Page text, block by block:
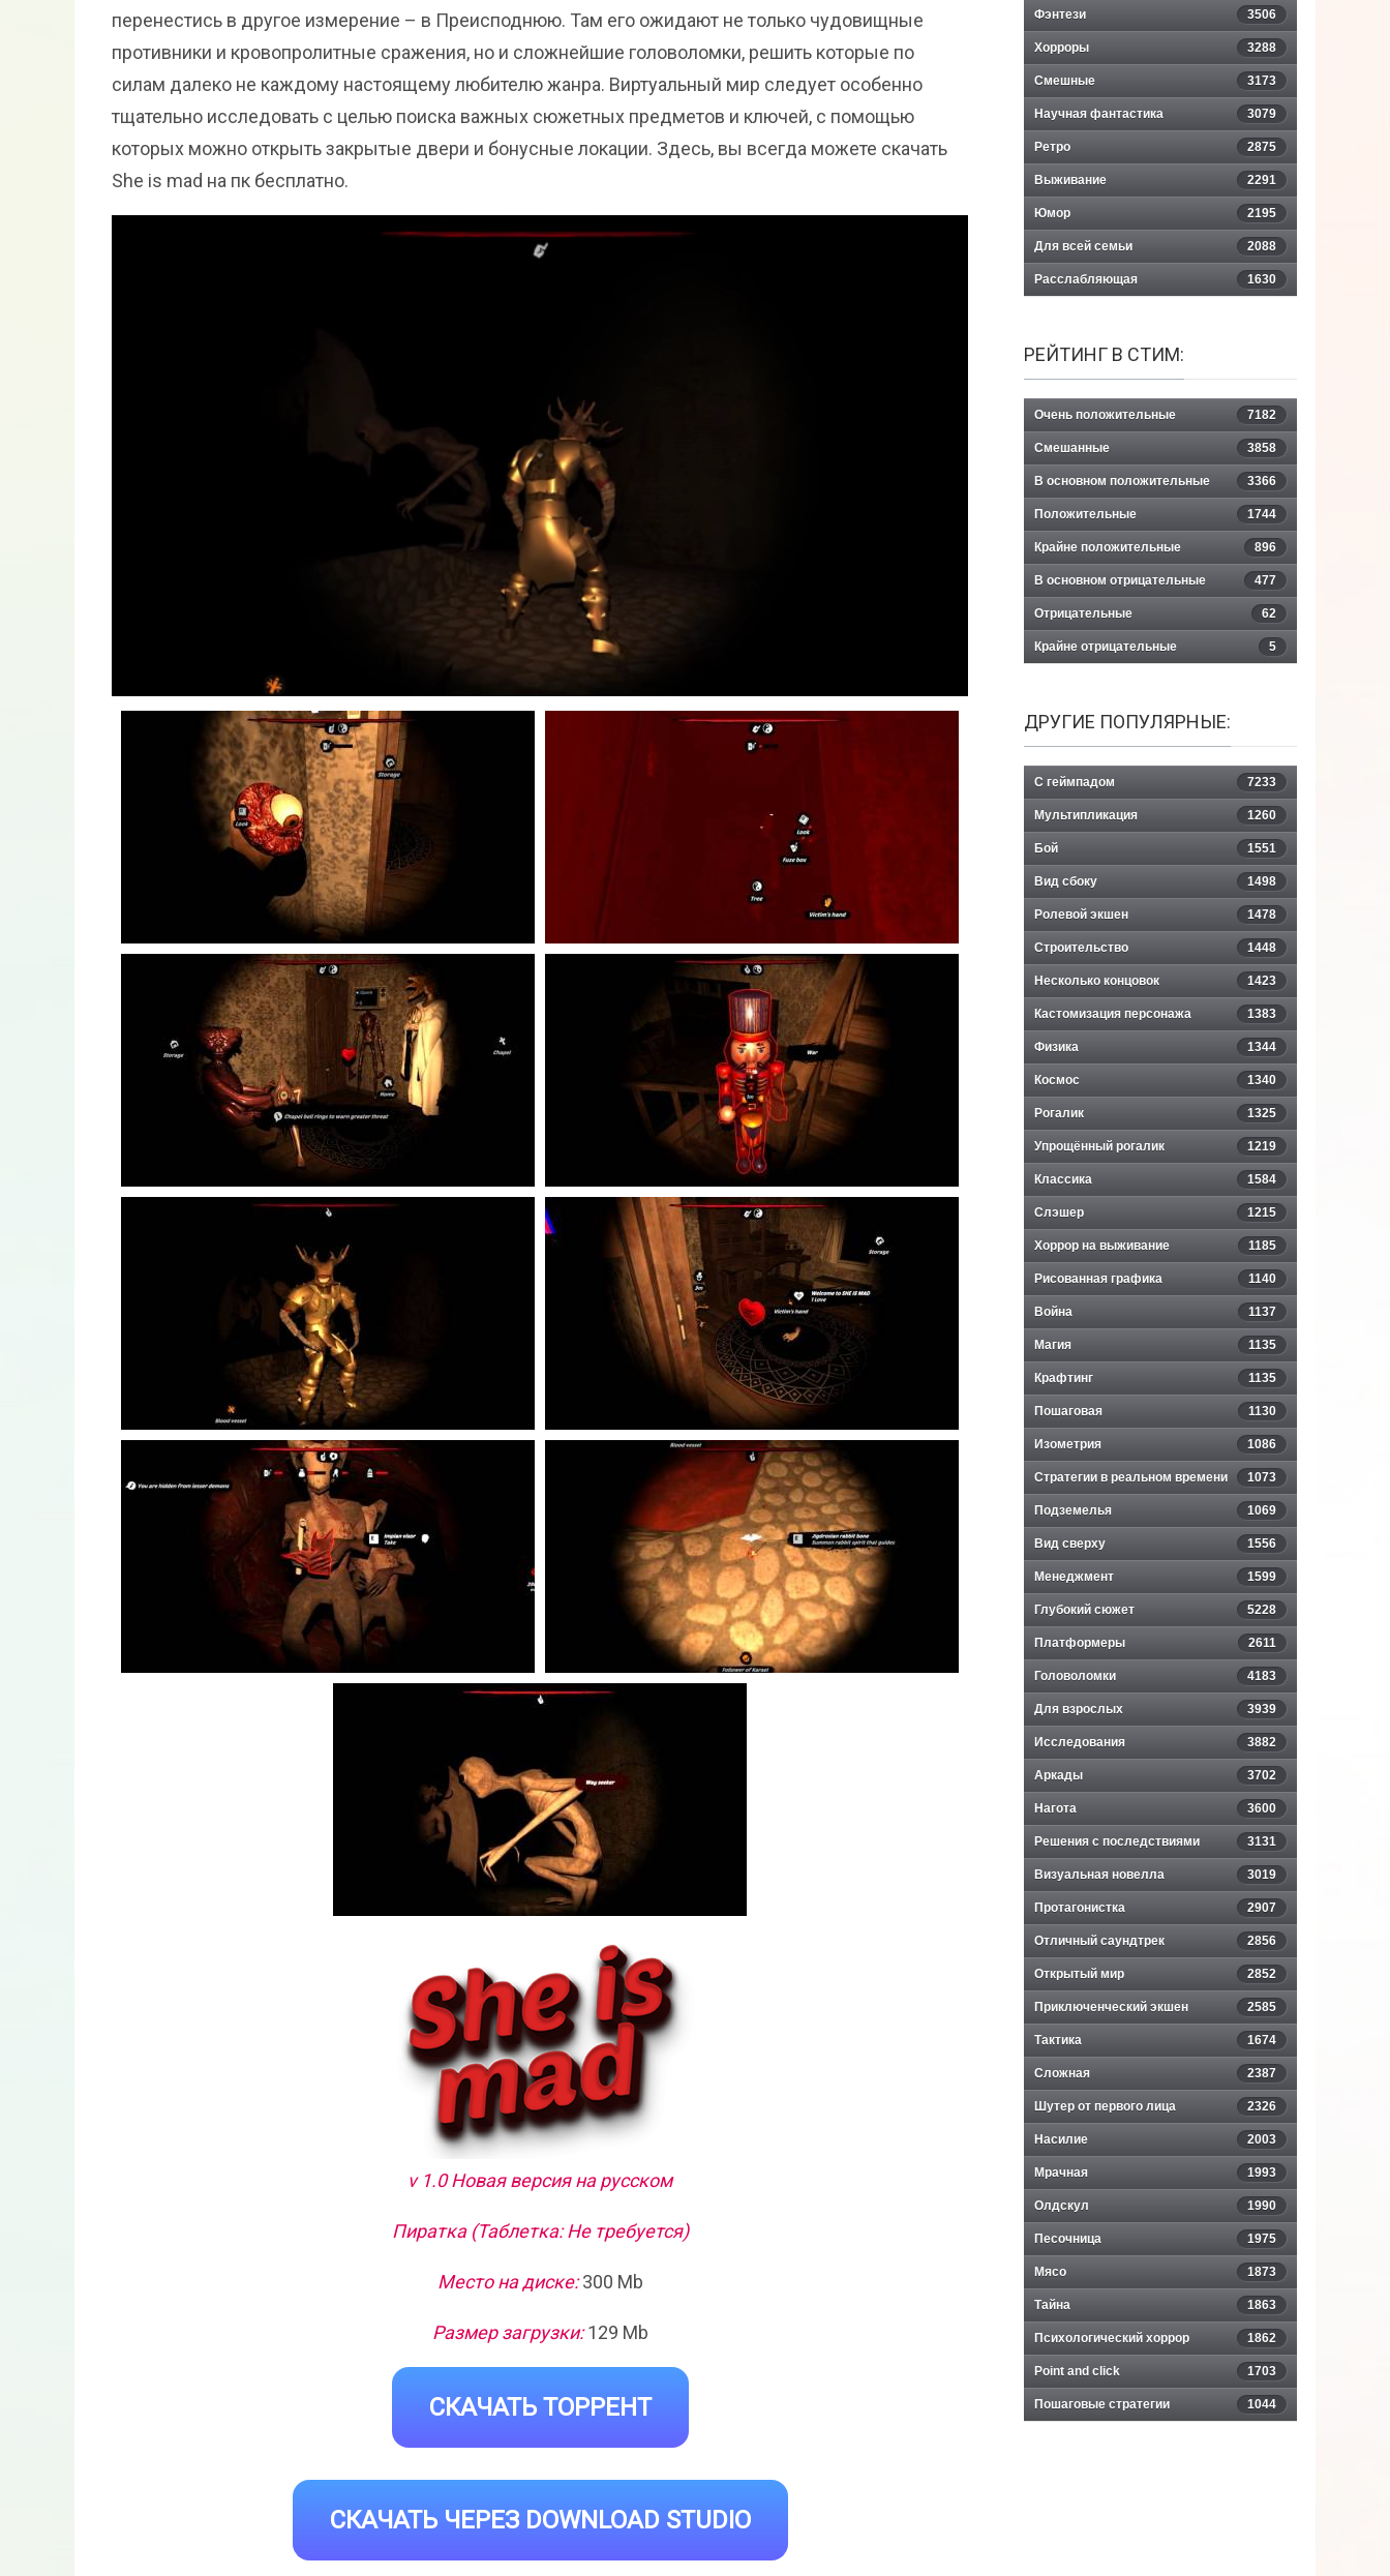
перенестись в другое измерение – в Преисподнюю. Там его ожидают не только чудовищные
противники и кровопролитные сражения, но и сложнейшие головоломки, решить которые по
силам далеко не каждому настоящему любителю жанра. Виртуальный мир следует особенно
тщательно исследовать с целью поиска важных сюжетных предметов и ключей, с помощью
которых можно открыть закрытые двери и бонусные локации. Здесь, вы всегда можете скачать
She is mad на пк бесплатно.
v 1.0 Новая версия на русском
Пиратка (Таблетка: Не требуется)
Место на диске:300 Mb
Размер загрузки:129 Mb
СКАЧАТЬ ТОРРЕНТ
СКАЧАТЬ ЧЕРЕЗ DOWNLOAD STUDIO
Фэнтези 3506
Хорроры 3288
Смешные 3173
Научная фантастика 3079
Ретро 2875
Выживание 2291
Юмор 2195
Для всей семьи 2088
Расслабляющая 1630
РЕЙТИНГ В СТИМ:
Очень положительные 7182
Смешанные 3858
В основном положительные 3366
Положительные 1744
Крайне положительные 896
В основном отрицательные 477
Отрицательные 62
Крайне отрицательные 5
ДРУГИЕ ПОПУЛЯРНЫЕ:
С геймпадом 7233
Мультипликация 1260
Бой 1551
Вид сбоку 1498
Ролевой экшен 1478
Строительство 1448
Несколько концовок 1423
Кастомизация персонажа 1383
Физика 1344
Космос 1340
Рогалик 1325
Упрощённый рогалик 1219
Классика 1584
Слэшер 1215
Хоррор на выживание 1185
Рисованная графика 1140
Война 1137
Магия 1135
Крафтинг 1135
Пошаговая 1130
Изометрия 1086
Стратегии в реальном времени 1073
Подземелья 1069
Вид сверху 1556
Менеджмент 1599
Глубокий сюжет 5228
Платформеры 2611
Головоломки 4183
Для взрослых 3939
Исследования 3882
Аркады 3702
Нагота 3600
Решения с последствиями 3131
Визуальная новелла 3019
Протагонистка 2907
Отличный саундтрек 2856
Открытый мир 2852
Приключенческий экшен 2585
Тактика 1674
Сложная 2387
Шутер от первого лица 2326
Насилие 2003
Мрачная 1993
Олдскул 1990
Песочница 1975
Мясо 1873
Тайна 1863
Психологический хоррор 1862
Point and click 1703
Пошаговые стратегии 1044